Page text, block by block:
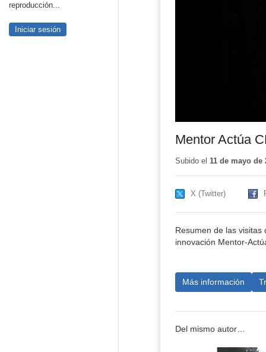
reproducción...
Iniciar sesión
Mentor Actúa
Subido el 11 de mayo de
X (Twitter)
Resumen de las
innovación Mentor-
Más información
Del mismo autor…